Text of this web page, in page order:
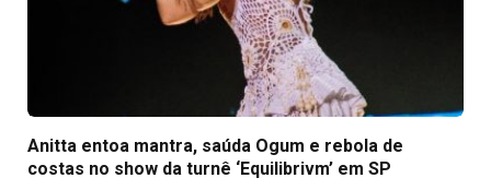
Anitta entoa mantra, saúda Ogum e rebola de
costas no show da turnê ‘Equilibrivm’ em SP